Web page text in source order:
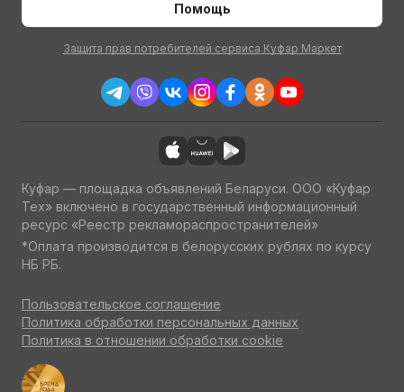
Помощь
Защита прав потребителей сервиса Куфар Маркет
Куфар — площадка объявлений Беларуси. ООО «Куфар
Тех» включено в государственный информационный
ресурс «Реестр рекламораспространителей»
*Оплата производится в белорусских рублях по курсу
НБ РБ.
Пользовательское соглашение
Политика обработки персональных данных
Политика в отношении обработки cookie